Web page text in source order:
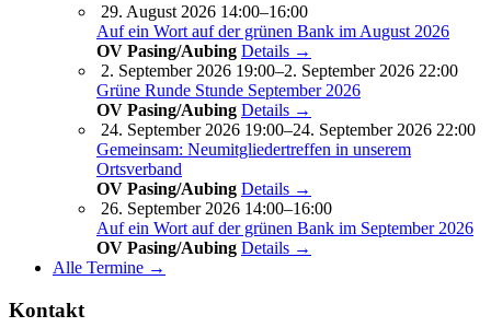
29. August 2026 14:00–16:00
Auf ein Wort auf der grünen Bank im August 2026
OV Pasing/Aubing Details →
2. September 2026 19:00–2. September 2026 22:00
Grüne Runde Stunde September 2026
OV Pasing/Aubing Details →
24. September 2026 19:00–24. September 2026 22:00
Gemeinsam: Neumitgliedertreffen in unserem
Ortsverband
OV Pasing/Aubing Details →
26. September 2026 14:00–16:00
Auf ein Wort auf der grünen Bank im September 2026
OV Pasing/Aubing Details →
Alle Termine →
Kontakt